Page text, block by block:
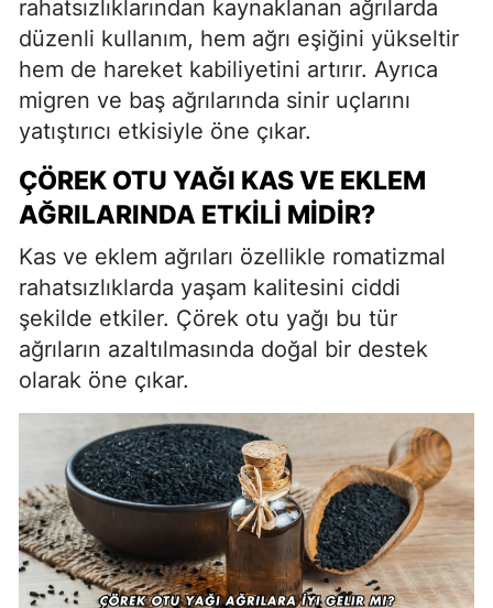
rahatsızlıklarından kaynaklanan ağrılarda
düzenli kullanım, hem ağrı eşiğini yükseltir
hem de hareket kabiliyetini artırır. Ayrıca
migren ve baş ağrılarında sinir uçlarını
yatıştırıcı etkisiyle öne çıkar.
ÇÖREK OTU YAĞI KAS VE EKLEM
AĞRILARINDA ETKILI MIDIR?
Kas ve eklem ağrıları özellikle romatizmal
rahatsızlıklarda yaşam kalitesini ciddi
şekilde etkiler. Çörek otu yağı bu tür
ağrıların azaltılmasında doğal bir destek
olarak öne çıkar.